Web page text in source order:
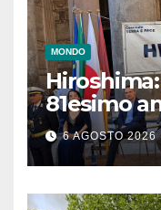
MONDO
81esimo
monito
6 AGOSTO 2026